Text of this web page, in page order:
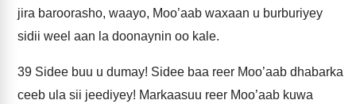
jira baroorasho, waayo, Moo’aab waxaan u burburiyey
sidii weel aan la doonaynin oo kale.
39 Sidee buu u dumay! Sidee baa reer Moo’aab dhabarka
ceeb ula sii jeediyey! Markaasuu reer Moo’aab kuwa